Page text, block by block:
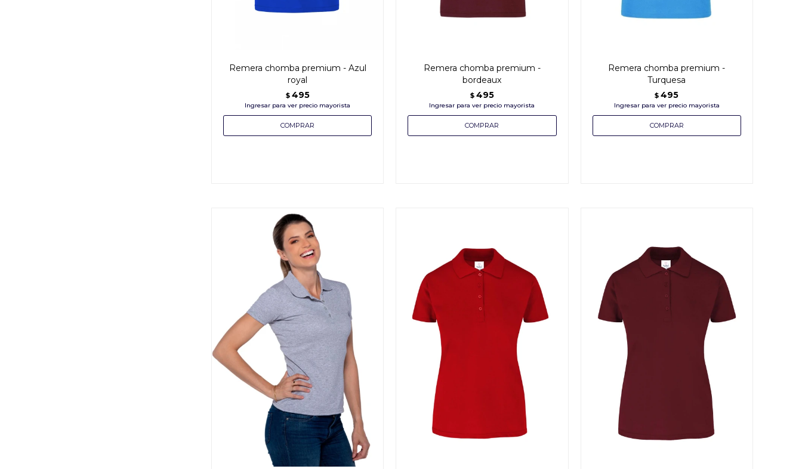
Remera chomba premium - Azul
royal
$ 495
Remera chomba premium -
bordeaux
$ 495
Remera chomba premium -
Turquesa
$ 495